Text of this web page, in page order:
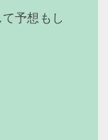
予想もし